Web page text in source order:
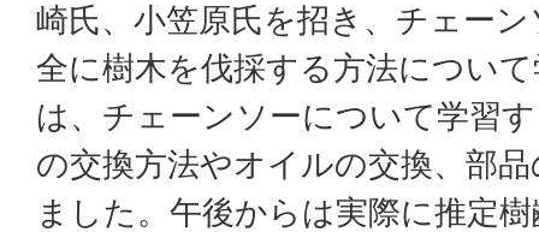
崎氏、小笠原氏を招き、チェー
全に樹木を伐採する方法につい
は、チェーンソーについて学習
の交換方法やオイルの交換、部
ました。午後からは実際に推定